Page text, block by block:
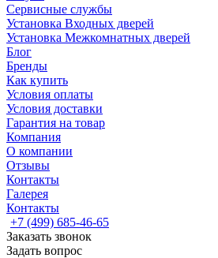
Сервисные службы
Установка Входных дверей
Установка Межкомнатных дверей
Блог
Бренды
Как купить
Условия оплаты
Условия доставки
Гарантия на товар
Компания
О компании
Отзывы
Контакты
Галерея
Контакты
+7 (499) 685-46-65
Заказать звонок
Задать вопрос